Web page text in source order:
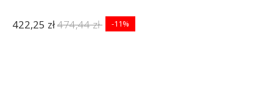
422,25 zł474,44 zł -11%